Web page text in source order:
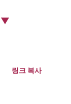
▼
링크 복사